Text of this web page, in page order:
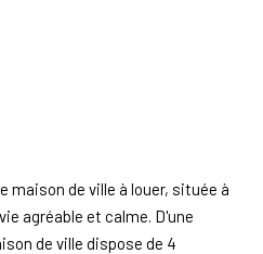
maison de ville à louer, située à
agréable et calme. D'une
de ville dispose de 4